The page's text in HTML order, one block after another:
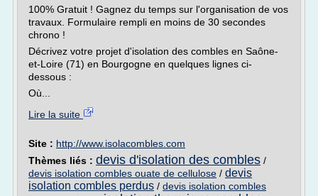
100% Gratuit ! Gagnez du temps sur l'organisation de vos
travaux. Formulaire rempli en moins de 30 secondes
chrono !
Décrivez votre projet d'isolation des combles en Saône-
et-Loire (71) en Bourgogne en quelques lignes ci-
dessous :
Où...
Lire la suite
Site : http://www.isolacombles.com
Thèmes liés : devis d'isolation des combles /
devis isolation combles ouate de cellulose / devis
isolation combles perdus / devis isolation combles